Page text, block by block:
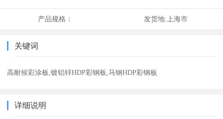
产品规格： 发货地: 上海市
关键词
高耐候彩涂板,镀铝锌HDP彩钢板,马钢HDP彩钢板
详细说明